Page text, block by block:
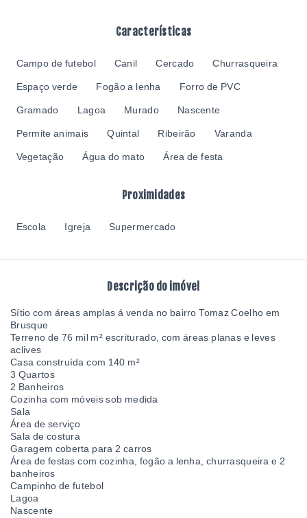
Características
Campo de futebol Canil Cercado Churrasqueira
Espaço verde Fogão a lenha Forro de PVC
Gramado Lagoa Murado Nascente
Permite animais Quintal Ribeirão Varanda
Vegetação Água do mato Área de festa
Proximidades
Escola Igreja Supermercado
Descrição do imóvel
Sítio com áreas amplas á venda no bairro Tomaz Coelho em
Brusque
Terreno de 76 mil m² escriturado, com áreas planas e leves
aclives
Casa construída com 140 m²
3 Quartos
2 Banheiros
Cozinha com móveis sob medida
Sala
Área de serviço
Sala de costura
Garagem coberta para 2 carros
Área de festas com cozinha, fogão a lenha, churrasqueira e 2
banheiros
Campinho de futebol
Lagoa
Nascente